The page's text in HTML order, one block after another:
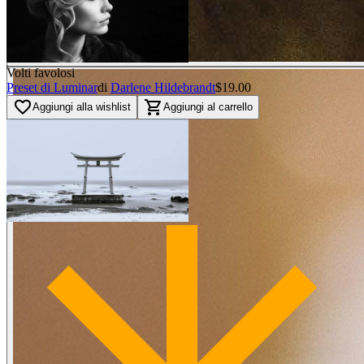
Volti favolosi
Preset di Luminardi Darlene Hildebrandt$19.00
favorite_borderAggiungi alla wishlist shopping_cart Aggiungi al carrello